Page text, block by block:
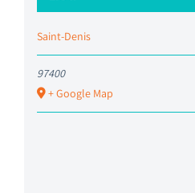
Saint-Denis
97400
+ Google Map